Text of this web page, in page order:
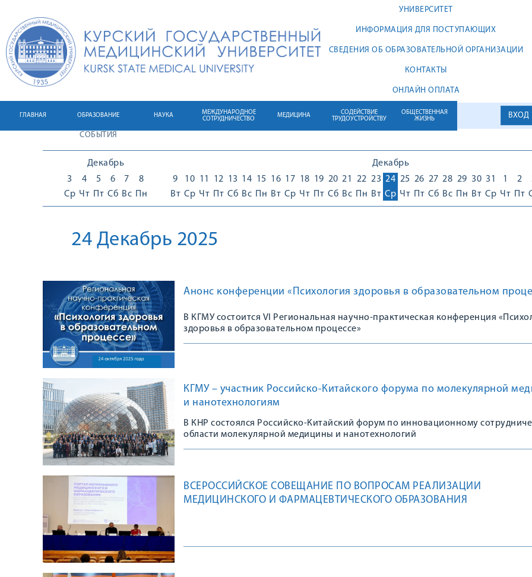
УНИВЕРСИТЕТ
ИНФОРМАЦИЯ ДЛЯ ПОСТУПАЮЩИХ
СВЕДЕНИЯ ОБ ОБРАЗОВАТЕЛЬНОЙ ОРГАНИЗАЦИИ
КОНТАКТЫ
ОНЛАЙН ОПЛАТА
ВХОД
ГЛАВНАЯ ОБРАЗОВАНИЕ НАУКА
МЕЖДУНАРОДНОЕ
СОТРУДНИЧЕСТВО
МЕДИЦИНА
СОДЕЙСТВИЕ
ТРУДОУСТРОЙСТВУ
ОБЩЕСТВЕННАЯ
ЖИЗНЬ
СОБЫТИЯ
Декабрь
3
Ср
4
Чт
5
Пт
6
Сб
7
Вс
8
Пн
Декабрь
9
Вт
10
Ср
11
Чт
12
Пт
13
Сб
14
Вс
15
Пн
16
Вт
17
Ср
18
Чт
19
Пт
20
Сб
21
Вс
22
Пн
23
Вт
24
Ср
25
Чт
26
Пт
27
Сб
28
Вс
29
Пн
30
Вт
31
Ср
1
Чт
2
Пт
24 Декабрь 2025
Анонс конференции «Психология здоровья в образовательном
В КГМУ состоится VI Региональная научно-практическая конференция
здоровья в образовательном процессе»
КГМУ – участник Российско-Китайского форума по молекулярной
и нанотехнологиям
В КНР состоялся Российско-Китайский форум по инновационному
области молекулярной медицины и нанотехнологий
ВСЕРОССИЙСКОЕ СОВЕЩАНИЕ ПО ВОПРОСАМ РЕАЛИЗАЦИИ
МЕДИЦИНСКОГО И ФАРМАЦЕВТИЧЕСКОГО ОБРАЗОВАНИЯ